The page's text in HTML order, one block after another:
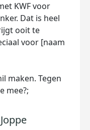
KWF voor
Dat is heel
ooit te
voor [naam
maken. Tegen
mee?;